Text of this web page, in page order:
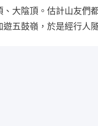
、大陰頂。估計山友們
遊五鼓嶺，於是經行人